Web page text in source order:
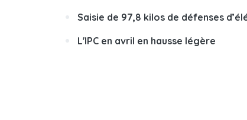
Saisie de 97,8 kilos de défenses
L'IPC en avril en hausse légère